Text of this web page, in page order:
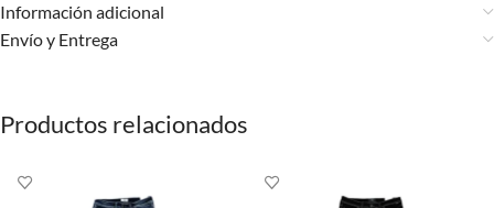
Información adicional
Envío y Entrega
Productos relacionados